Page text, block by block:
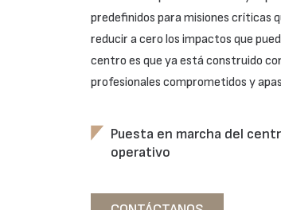
predefinidos para misiones críticas
reducir a cero los impactos que
centro es que ya está construido
profesionales comprometidos y
Puesta en marcha del
operativo